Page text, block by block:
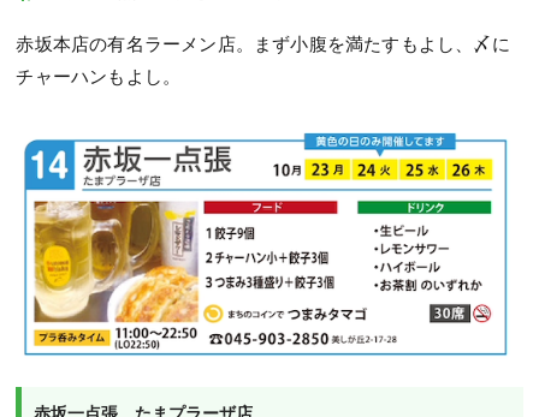
赤坂本店の有名ラーメン店。まず小腹を満たすもよし、〆に
チャーハンもよし。
赤坂一点張　たまプラーザ店